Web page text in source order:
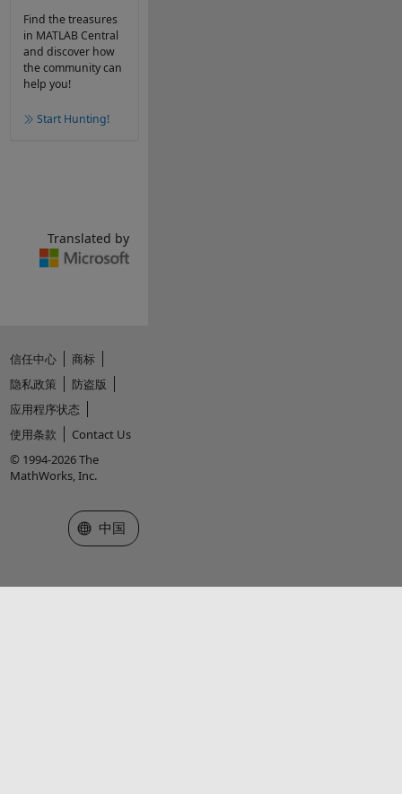
Find the treasures
in MATLAB Central
and discover how
the community can
help you!
Start Hunting!
Translated by
信任中心
商标
隐私政策
防盗版
应用程序状态
使用条款
Contact Us
© 1994-2026 The
MathWorks, Inc.
选择网站
中国